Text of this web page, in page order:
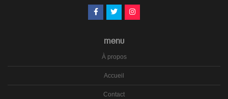
MENU
À propos
Accueil
Contact